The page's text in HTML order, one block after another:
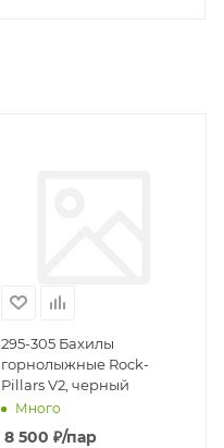
295-305 Бахилы
горнолыжные Rock-
Pillars V2, черный
Много
8 500 ₽/пар